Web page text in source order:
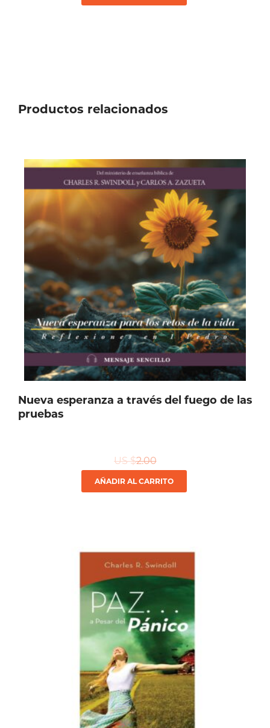
Productos relacionados
Nueva esperanza a través del fuego de las
pruebas
US $2.00
AÑADIR AL CARRITO